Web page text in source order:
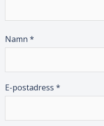
Namn *
E-postadress *